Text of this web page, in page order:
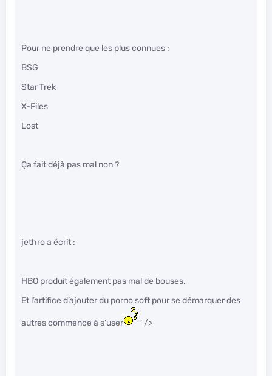
Pour ne prendre que les plus connues :
BSG
Star Trek
X-Files
Lost
Ça fait déjà pas mal non ?
jethro a écrit :
HBO produit également pas mal de bouses.
Et l’artifice d’ajouter du porno soft pour se démarquer des
autres commence à s’user " />